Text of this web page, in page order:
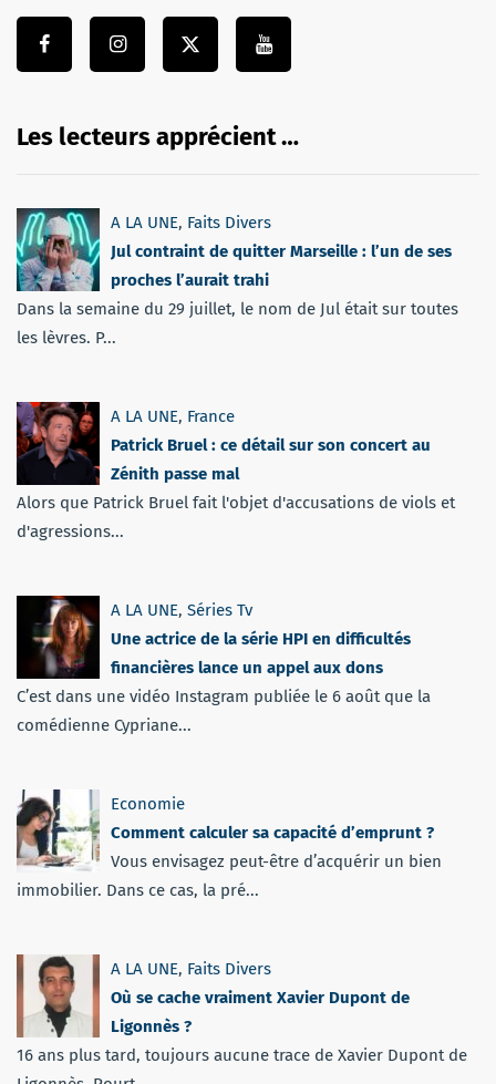
Les lecteurs apprécient …
A LA UNE, Faits Divers
Jul contraint de quitter Marseille : l’un de ses
proches l’aurait trahi
Dans la semaine du 29 juillet, le nom de Jul était sur toutes
les lèvres. P...
A LA UNE, France
Patrick Bruel : ce détail sur son concert au
Zénith passe mal
Alors que Patrick Bruel fait l'objet d'accusations de viols et
d'agressions...
A LA UNE, Séries Tv
Une actrice de la série HPI en difficultés
financières lance un appel aux dons
C’est dans une vidéo Instagram publiée le 6 août que la
comédienne Cypriane...
Economie
Comment calculer sa capacité d’emprunt ?
Vous envisagez peut-être d’acquérir un bien
immobilier. Dans ce cas, la pré...
A LA UNE, Faits Divers
Où se cache vraiment Xavier Dupont de
Ligonnès ?
16 ans plus tard, toujours aucune trace de Xavier Dupont de